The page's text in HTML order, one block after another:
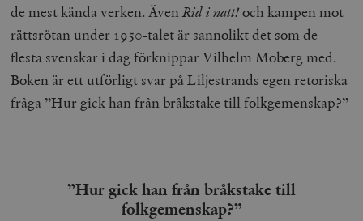
de mest kända verken. ÄvenRid i natt!och kampen mot
rättsrötan under 1950-talet är sannolikt det som de
flesta svenskar i dag förknippar Vilhelm Moberg med.
Boken är ett utförligt svar på Liljestrands egen retoriska
fråga ”Hur gick han från bråkstake till folkgemenskap?”
”Hur gick han från bråkstake till
folkgemenskap?”